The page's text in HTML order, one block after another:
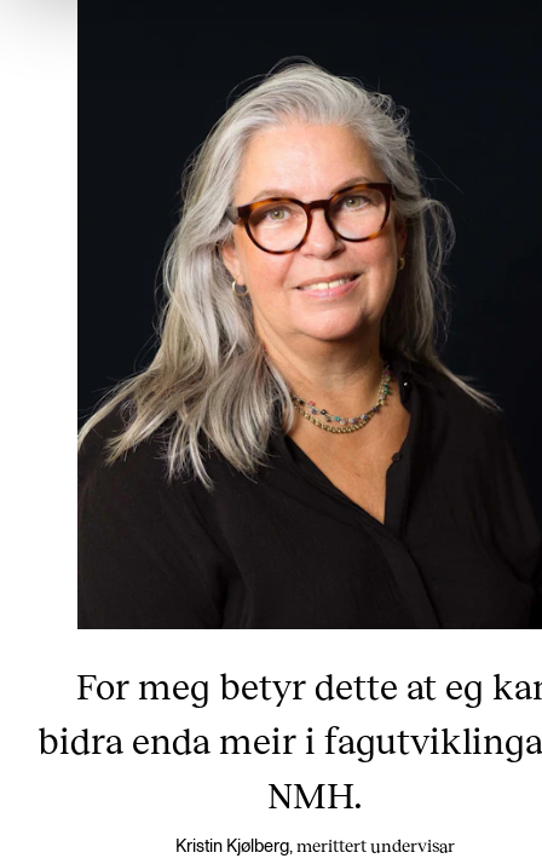
For meg betyr dette at eg
bidra enda meir i
NMH.
Kristin Kjølberg, merittert undervisar